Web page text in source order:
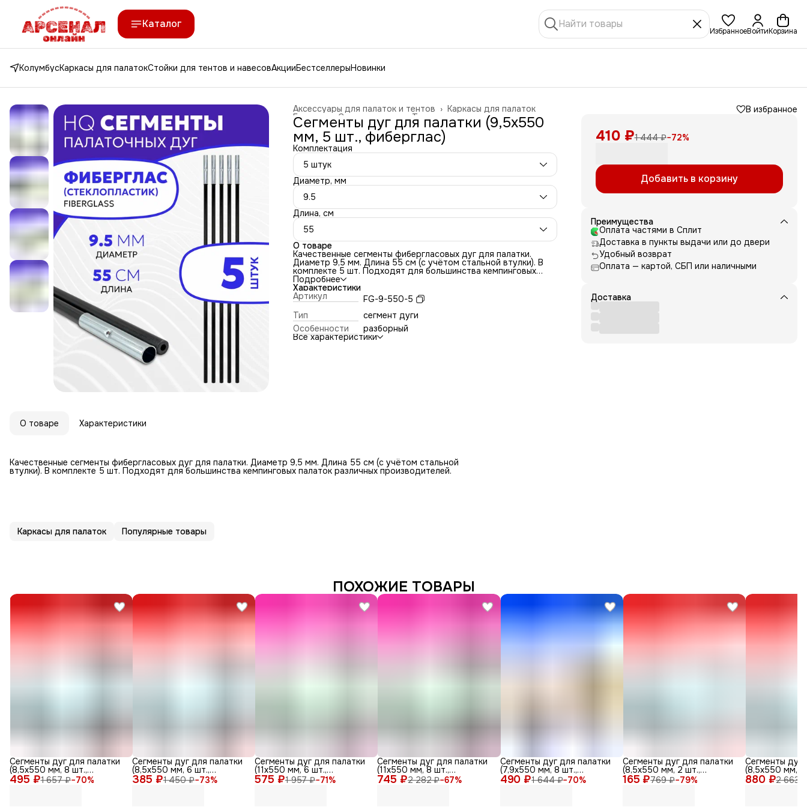
Каталог
ИзбранноеВойтиКорзина
КолумбусКаркасы для палатокСтойки для тентов и навесовАкцииБестселлерыНовинки
Каркасы для палаток
Аксессуары для палаток и тентов ›
Туризм и отдых на природе ›
Спорт и отдых ›
Главная ›
Сегменты дуг для палатки (9,5х550
мм, 5 шт., фиберглас)
Комплектация
5 штук
Диаметр, мм
9.5
Длина, см
55
О товаре
Качественные сегменты фибергласовых дуг для палатки.
Диаметр 9,5 мм. Длина 55 см (с учётом стальной втулки). В
комплекте 5 шт. Подходят для большинства кемпинговых
палаток различных производителей.
Подробнее
Характеристики
Артикул
FG-9-550-5
Тип
сегмент дуги
Особенности
разборный
Все характеристики
В избранное
410 ₽1 444 ₽−72%
Добавить в корзину
Преимущества
Оплата частями в Сплит
Доставка в пункты выдачи или до двери
Удобный возврат
Оплата — картой, СБП или наличными
Доставка
О товаре Характеристики
Качественные сегменты фибергласовых дуг для палатки. Диаметр 9,5 мм. Длина 55 см (с учётом стальной
втулки). В комплекте 5 шт. Подходят для большинства кемпинговых палаток различных производителей.
Каркасы для палаток Популярные товары
ПОХОЖИЕ ТОВАРЫ
495 ₽1 657 ₽−70%
Сегменты дуг для палатки
(8,5х550 мм, 8 шт.,
фиберглас) 385 ₽1 450 ₽−73%
Сегменты дуг для палатки
(8,5х550 мм, 6 шт.,
фиберглас) 575 ₽1 957 ₽−71%
Сегменты дуг для палатки
(11х550 мм, 6 шт.,
фиберглас) 745 ₽2 282 ₽−67%
Сегменты дуг для палатки
(11х550 мм, 8 шт.,
фиберглас) 490 ₽1 644 ₽−70%
Сегменты дуг для палатки
(7,9х550 мм, 8 шт.,
фиберглас) + эластичный
шнур (5 метров)
165 ₽769 ₽−79%
Сегменты дуг для палатки
(8,5х550 мм, 2 шт.,
фиберглас) 880 ₽2 663 ₽
Сегменты дуг
(8,5х550 мм,
фиберглас)